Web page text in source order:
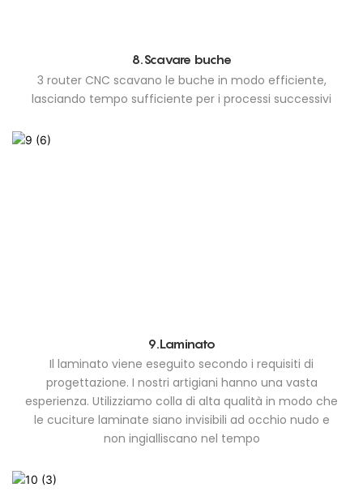
8.Scavare buche
3 router CNC scavano le buche in modo efficiente,
lasciando tempo sufficiente per i processi successivi
9.Laminato
Il laminato viene eseguito secondo i requisiti di
progettazione. I nostri artigiani hanno una vasta
esperienza. Utilizziamo colla di alta qualità in modo che
le cuciture laminate siano invisibili ad occhio nudo e
non ingialliscano nel tempo